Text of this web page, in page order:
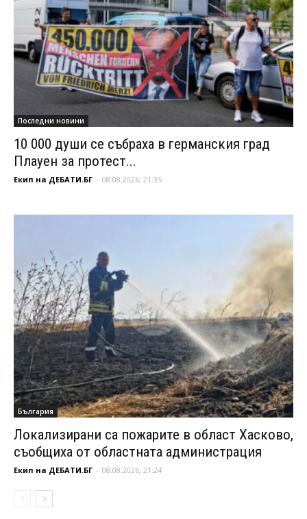
Последни новини
10 000 души се събраха в германския град
Плауен за протест...
Екип на ДЕБАТИ.БГ - 08.08.2026, 21:35
България
Локализирани са пожарите в област Хасково,
съобщиха от областната администрация
Екип на ДЕБАТИ.БГ - 08.08.2026, 21:24